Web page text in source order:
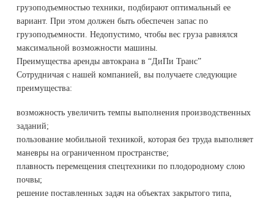
грузоподъемностью техники, подбирают оптимальный ее
вариант. При этом должен быть обеспечен запас по
грузоподъемности. Недопустимо, чтобы вес груза равнялся
максимальной возможности машины.
Преимущества аренды автокрана в “ДиПи Транс”
Сотрудничая с нашей компанией, вы получаете следующие
преимущества:
возможность увеличить темпы выполнения производственных
заданий;
пользование мобильной техникой, которая без труда выполняет
маневры на ограниченном пространстве;
плавность перемещения спецтехники по плодородному слою
почвы;
решение поставленных задач на объектах закрытого типа,